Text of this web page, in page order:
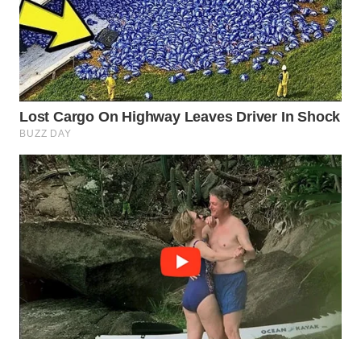
INDRAMAYU
WN
KUNINGAN
WN
MAJALENGKA
WN
SUBANG
WN
SUKABUMI
WN
PURWAKARTA